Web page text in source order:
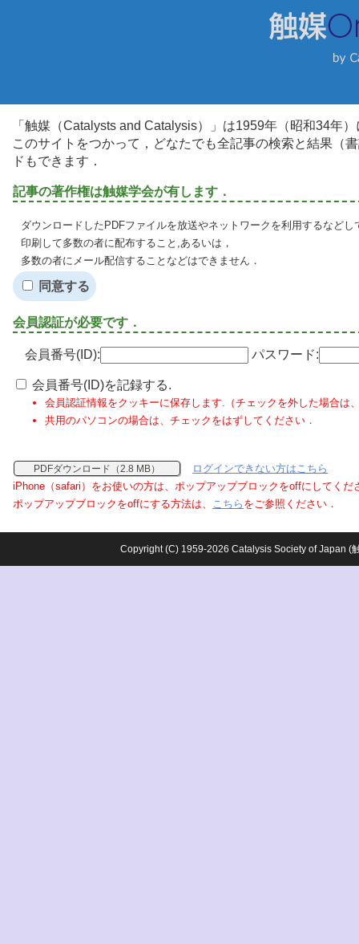
「触媒（Catalysts and Catalysis）」は1959年（昭和34年
このサイトをつかって，どなたでも全記事の検索と結果（
ドもできます．
記事の著作権は触媒学会が有します．
ダウンロードしたPDFファイルを放送やネットワークを利用するなど
印刷して多数の者に配布すること,あるいは，
多数の者にメール配信することなどはできません．
同意する
会員認証が必要です．
会員番号(ID): パスワード:
会員番号(ID)を記録する.
会員認証情報をクッキーに保存します.（チェックを外した場合は
共用のパソコンの場合は、チェックをはずしてください．
PDFダウンロード（2.8 MB）
ログインできない方はこちら
iPhone（safari）をお使いの方は、ポップアップブロックをoffにしてくだ
ポップアップブロックをoffにする方法は、 こちら をご参照ください．
Copyright (C) 1959-2026 Catalysis Society of Japan (